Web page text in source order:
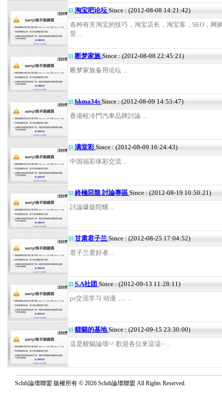
淘宝吧论坛Since : (2012-08-08 14:21:42)
各种有关淘宝的技巧，淘宝店长，淘宝客，SEO，网
堂 ...
断梦家族 Since : (2012-08-08 22:45:21)
断梦家族备用论坛 ...
hkma34s Since : (2012-08-09 14:53:47)
香港較冷門汽車品牌討論 ...
满堂彩Since : (2012-08-09 16:24:43)
中国福彩体彩交流 ...
終極惡龍 討論專區 Since : (2012-08-19 10:50:21)
討論爆旋陀螺 ...
甘肃君子兰 Since : (2012-08-25 17:04:52)
君子兰爱好者 ...
S.A社团 Since : (2012-09-13 11:28:11)
ps交流学习 动漫 ...... ...
貍貓的基地Since : (2012-09-15 23:30:00)
這是貍貓論壇^^ 歡迎各位來這這~ ...
Sclub論壇聯盟 版權所有 © 2026 Sclub論壇聯盟 All Rights Reserved.